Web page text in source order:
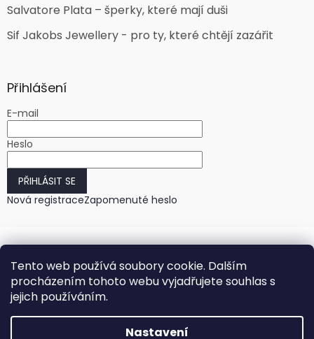
Tento web používá soubory cookie. Dalším
procházením tohoto webu vyjadřujete souhlas s
jejich používáním.
Nastavení
Salvatore Plata – šperky, které mají duši
Sif Jakobs Jewellery - pro ty, které chtějí zazářit
Přihlášení
E-mail
Heslo
PŘIHLÁSIT SE
Nová registraceZapomenuté heslo
Vytvořil Shoptet